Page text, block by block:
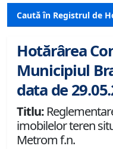
Caută în Registrul de
Hotărârea
Municipiul
data de
Titlu:
imobilelor teren
Metrom f.n.